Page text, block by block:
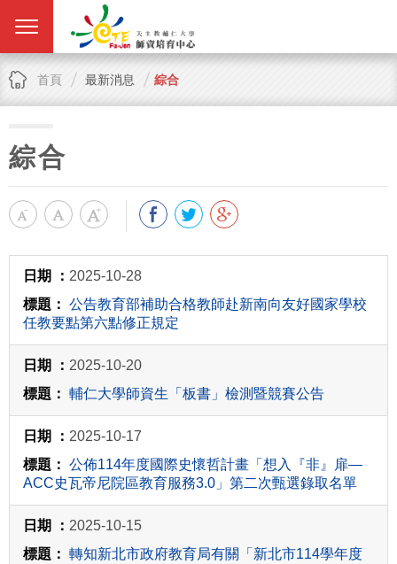
首頁 最新消息 綜合
綜合
2025-10-28
公告教育部補助合格教師赴新南向友好國家學校
任教要點第六點修正規定
2025-10-20
輔仁大學師資生「板書」檢測暨競賽公告
2025-10-17
公佈114年度國際史懷哲計畫「想入『非』扉—
ACC史瓦帝尼院區教育服務3.0」第二次甄選錄取名單
2025-10-15
轉知新北市政府教育局有關「新北市114學年度